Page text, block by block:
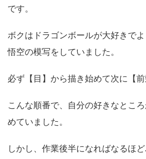
です。
ボクはドラゴンボールが大好きで
悟空の模写をしていました。
必ず【目】から描き始めて次に【前
こんな順番で、自分の好きなとこ
めていました。
しかし、作業後半になればなるほ